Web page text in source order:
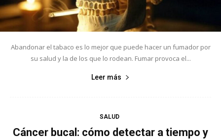
Abandonar el tabaco es lo mejor que puede hacer un fumador por
su salud y la de los que lo rodean. Fumar provoca el...
Leer más
SALUD
Cáncer bucal: cómo detectar a tiempo y